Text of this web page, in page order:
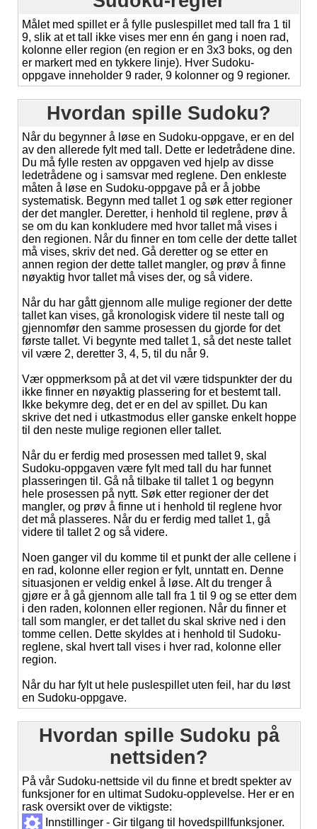
Målet med spillet er å fylle puslespillet med tall fra 1 til
9, slik at et tall ikke vises mer enn én gang i noen rad,
kolonne eller region (en region er en 3x3 boks, og den
er markert med en tykkere linje). Hver Sudoku-
oppgave inneholder 9 rader, 9 kolonner og 9 regioner.
Hvordan spille Sudoku?
Når du begynner å løse en Sudoku-oppgave, er en del
av den allerede fylt med tall. Dette er ledetrådene dine.
Du må fylle resten av oppgaven ved hjelp av disse
ledetrådene og i samsvar med reglene. Den enkleste
måten å løse en Sudoku-oppgave på er å jobbe
systematisk. Begynn med tallet 1 og søk etter regioner
der det mangler. Deretter, i henhold til reglene, prøv å
se om du kan konkludere med hvor tallet må vises i
den regionen. Når du finner en tom celle der dette tallet
må vises, skriv det ned. Gå deretter og se etter en
annen region der dette tallet mangler, og prøv å finne
nøyaktig hvor tallet må vises der, og så videre.
Når du har gått gjennom alle mulige regioner der dette
tallet kan vises, gå kronologisk videre til neste tall og
gjennomfør den samme prosessen du gjorde for det
første tallet. Vi begynte med tallet 1, så det neste tallet
vil være 2, deretter 3, 4, 5, til du når 9.
Vær oppmerksom på at det vil være tidspunkter der du
ikke finner en nøyaktig plassering for et bestemt tall.
Ikke bekymre deg, det er en del av spillet. Du kan
skrive det ned i utkastmodus eller ganske enkelt hoppe
til den neste mulige regionen eller tallet.
Når du er ferdig med prosessen med tallet 9, skal
Sudoku-oppgaven være fylt med tall du har funnet
plasseringen til. Gå nå tilbake til tallet 1 og begynn
hele prosessen på nytt. Søk etter regioner der det
mangler, og prøv å finne ut i henhold til reglene hvor
det må plasseres. Når du er ferdig med tallet 1, gå
videre til tallet 2 og så videre.
Noen ganger vil du komme til et punkt der alle cellene i
en rad, kolonne eller region er fylt, unntatt en. Denne
situasjonen er veldig enkel å løse. Alt du trenger å
gjøre er å gå gjennom alle tall fra 1 til 9 og se etter dem
i den raden, kolonnen eller regionen. Når du finner et
tall som mangler, er det tallet du skal skrive ned i den
tomme cellen. Dette skyldes at i henhold til Sudoku-
reglene, skal hvert tall vises i hver rad, kolonne eller
region.
Når du har fylt ut hele puslespillet uten feil, har du løst
en Sudoku-oppgave.
Hvordan spille Sudoku på
nettsiden?
På vår Sudoku-nettside vil du finne et bredt spekter av
funksjoner for en ultimat Sudoku-opplevelse. Her er en
rask oversikt over de viktigste:
Innstillinger - Gir tilgang til hovedspillfunksjoner.